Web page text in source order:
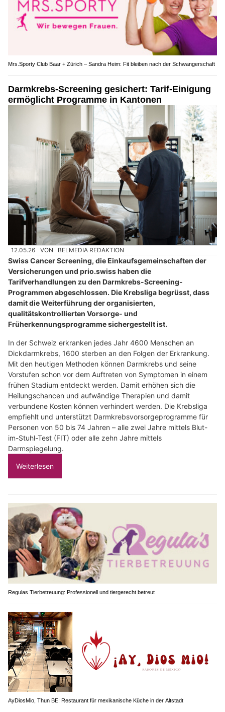
Mrs.Sporty Club Baar + Zürich – Sandra Heim: Fit bleiben nach der Schwangerschaft
Darmkrebs-Screening gesichert: Tarif-Einigung
ermöglicht Programme in Kantonen
12.05.26 VON BELMEDIA REDAKTION
Swiss Cancer Screening, die Einkaufsgemeinschaften der
Versicherungen und prio.swiss haben die
Tarifverhandlungen zu den Darmkrebs-Screening-
Programmen abgeschlossen. Die Krebsliga begrüsst, dass
damit die Weiterführung der organisierten,
qualitätskontrollierten Vorsorge- und
Früherkennungsprogramme sichergestellt ist.
In der Schweiz erkranken jedes Jahr 4600 Menschen an
Dickdarmkrebs, 1600 sterben an den Folgen der Erkrankung.
Mit den heutigen Methoden können Darmkrebs und seine
Vorstufen schon vor dem Auftreten von Symptomen in einem
frühen Stadium entdeckt werden. Damit erhöhen sich die
Heilungschancen und aufwändige Therapien und damit
verbundene Kosten können verhindert werden. Die Krebsliga
empfiehlt und unterstützt Darmkrebsvorsorgeprogramme für
Personen von 50 bis 74 Jahren – alle zwei Jahre mittels Blut-
im-Stuhl-Test (FIT) oder alle zehn Jahre mittels
Darmspiegelung.
Weiterlesen
Regulas Tierbetreuung: Professionell und tiergerecht betreut
AyDiosMio, Thun BE: Restaurant für mexikanische Küche in der Altstadt